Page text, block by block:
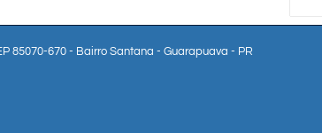
85070-670 - Bairro Santana - Guarapuava - PR